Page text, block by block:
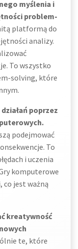
myślenia i
problem-
platformą do
analizy.
To wszystko
solving, które
poprzez
podejmować
To
i uczenia
komputerowe
co jest ważną
kreatywność
te, które